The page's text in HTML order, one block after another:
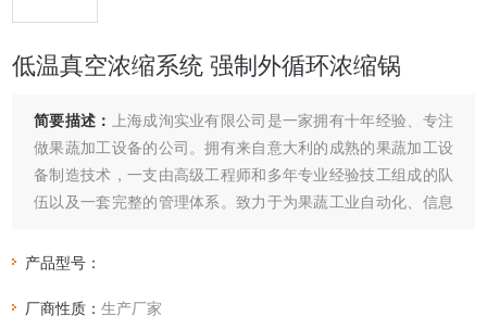
低温真空浓缩系统 强制外循环浓缩锅
简要描述：
上海成洵实业有限公司是一家拥有十年经验、专注
做果蔬加工设备的公司。拥有来自意大利的成熟的果蔬加工设
备制造技术，一支由高级工程师和多年专业经验技工组成的队
伍以及一套完整的管理体系。致力于为果蔬工业自动化、信息
食品加工解决方案。在市场风云变化的八年以来，上海成洵生
中获得了良好的口碑。
产品型号：
厂商性质：生产厂家